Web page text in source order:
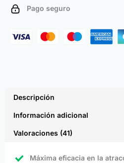
cantidad
Pago seguro
Descripción
Información adicional
Valoraciones (41)
Máxima eficacia en la